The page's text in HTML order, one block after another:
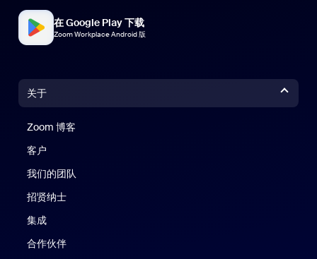
在 Google Play 下载
Zoom Workplace Android 版
关于
Zoom 博客
客户
我们的团队
招贤纳士
集成
合作伙伴